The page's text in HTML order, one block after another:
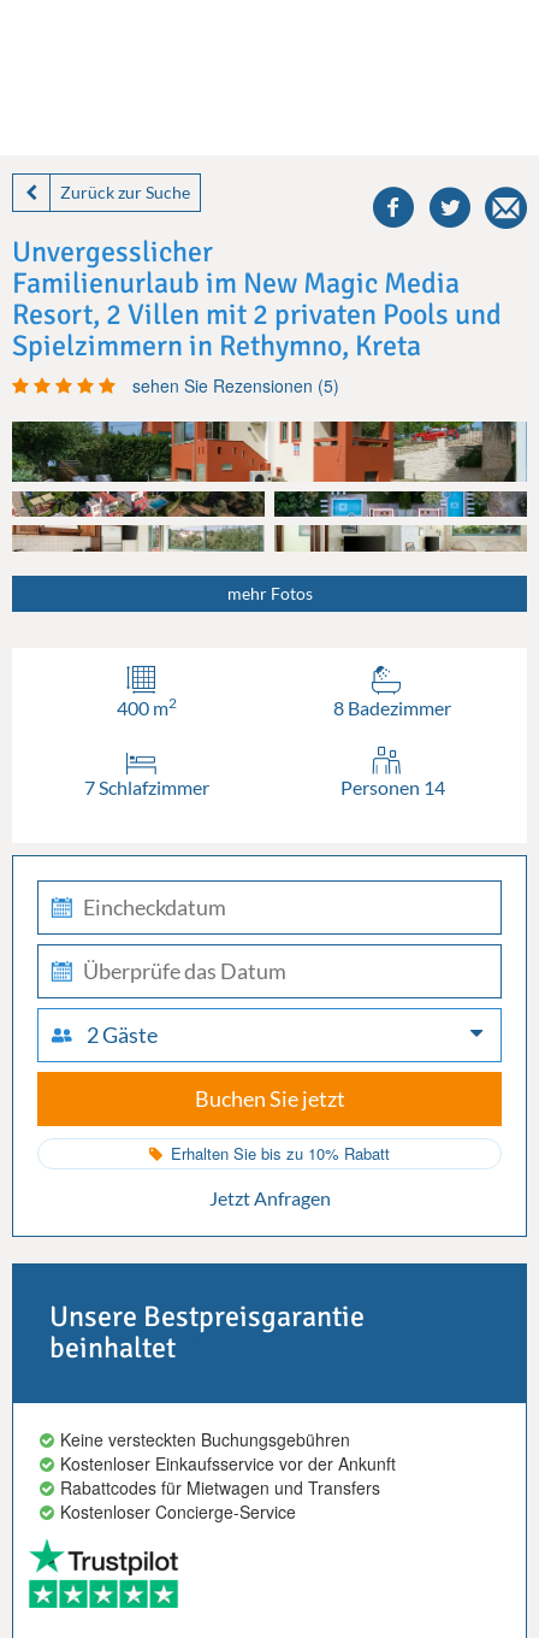
Zurück zur Suche
this
villa
Unvergesslicher
Familienurlaub im New Magic Media
Resort, 2 Villen mit 2 privaten Pools und
Spielzimmern in Rethymno, Kreta
sehen Sie Rezensionen (5)
mehr Fotos
400 m2 8 Badezimmer
7 Schlafzimmer Personen 14
in
check-
out
2 Gäste
Buchen Sie jetzt
Erhalten Sie bis zu 10% Rabatt
Jetzt Anfragen
Unsere Bestpreisgarantie
beinhaltet
Keine versteckten Buchungsgebühren
Kostenloser Einkaufsservice vor der Ankunft
Rabattcodes für Mietwagen und Transfers
Kostenloser Concierge-Service